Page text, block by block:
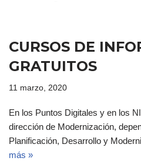
CURSOS DE
GRATUITOS
11 marzo, 2020
En los Puntos Digitales y en los
dirección de Modernización,
Planificación, Desarrollo y
más »